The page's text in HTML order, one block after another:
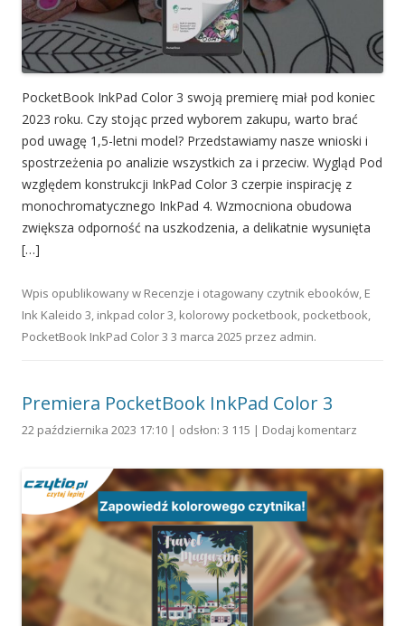
PocketBook InkPad Color 3 swoją premierę miał pod koniec
2023 roku. Czy stojąc przed wyborem zakupu, warto brać
pod uwagę 1,5-letni model? Przedstawiamy nasze wnioski i
spostrzeżenia po analizie wszystkich za i przeciw. Wygląd Pod
względem konstrukcji InkPad Color 3 czerpie inspirację z
monochromatycznego InkPad 4. Wzmocniona obudowa
zwiększa odporność na uszkodzenia, a delikatnie wysunięta
[…]
Wpis opublikowany w Recenzje i otagowany czytnik ebooków, E
Ink Kaleido 3, inkpad color 3, kolorowy pocketbook, pocketbook,
PocketBook InkPad Color 3 3 marca 2025 przez admin.
Premiera PocketBook InkPad Color 3
22 października 2023 17:10 | odsłon: 3 115 | Dodaj komentarz